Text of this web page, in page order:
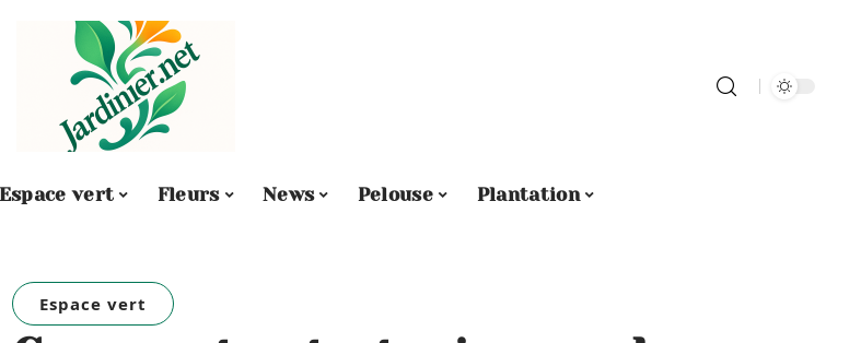
Espace vert Fleurs News Pelouse Plantation
Espace vert